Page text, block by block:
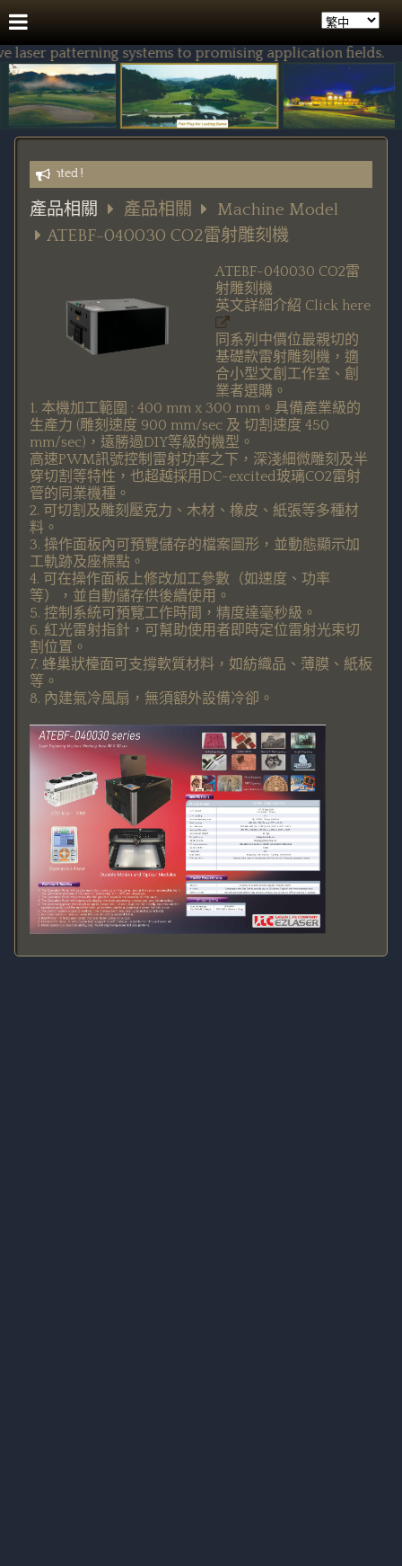
patterning systems to promising application fields.
Wanted !
產品相關 產品相關
Machine Model
ATEBF-040030 CO2雷射雕刻機
ATEBF-040030 CO2雷
射雕刻機
英文詳細介紹 Click here
同系列中價位最親切的
基礎款雷射雕刻機，適
合小型文創工作室、創
業者選購。
1. 本機加工範圍 : 400 mm x 300 mm。具備產業級的
生產力 (雕刻速度 900 mm/sec 及 切割速度 450
mm/sec)，遠勝過DIY等級的機型。
高速PWM訊號控制雷射功率之下，深淺細微雕刻及半
穿切割等特性，也超越採用DC-excited玻璃CO2雷射
管的同業機種。
2. 可切割及雕刻壓克力、木材、橡皮、紙張等多種材
料。
3. 操作面板內可預覽儲存的檔案圖形，並動態顯示加
工軌跡及座標點。
4. 可在操作面板上修改加工參數（如速度、功率
等），並自動儲存供後續使用。
5. 控制系統可預覽工作時間，精度達毫秒級。
6. 紅光雷射指針，可幫助使用者即時定位雷射光束切
割位置。
7. 蜂巢狀檯面可支撐軟質材料，如紡織品、薄膜、紙板
等。
8. 內建氣冷風扇，無須額外設備冷卻。